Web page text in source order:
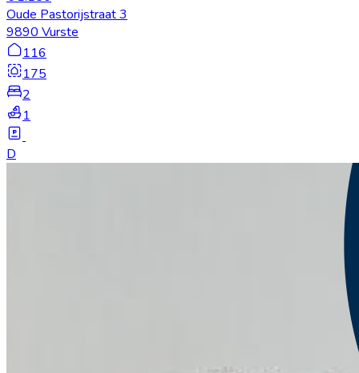
Oude Pastorijstraat 3
9890 Vurste
116
175
2
1
D